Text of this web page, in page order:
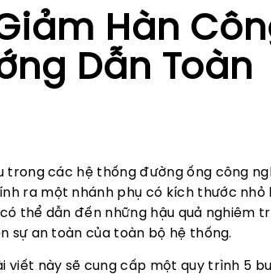
Hàn
Dẫn Toàn
trong các hệ thống đường ống công
ra một nhánh phụ có kích thước nhỏ
thể dẫn đến những hậu quả nghiêm
sự an toàn của toàn bộ hệ thống.
viết này sẽ cung cấp một quy trình 5